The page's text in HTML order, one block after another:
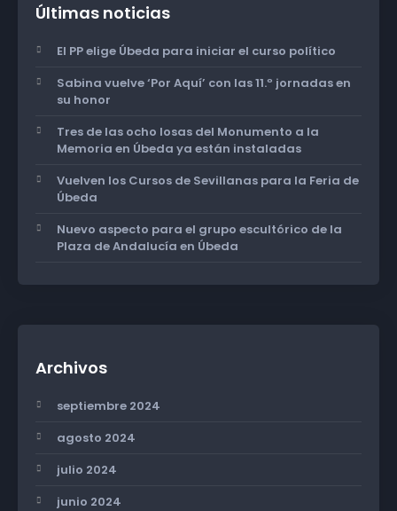
Últimas noticias
El PP elige Úbeda para iniciar el curso político
Sabina vuelve ‘Por Aquí’ con las 11.º jornadas en
su honor
Tres de las ocho losas del Monumento a la
Memoria en Úbeda ya están instaladas
Vuelven los Cursos de Sevillanas para la Feria de
Úbeda
Nuevo aspecto para el grupo escultórico de la
Plaza de Andalucía en Úbeda
Archivos
septiembre 2024
agosto 2024
julio 2024
junio 2024